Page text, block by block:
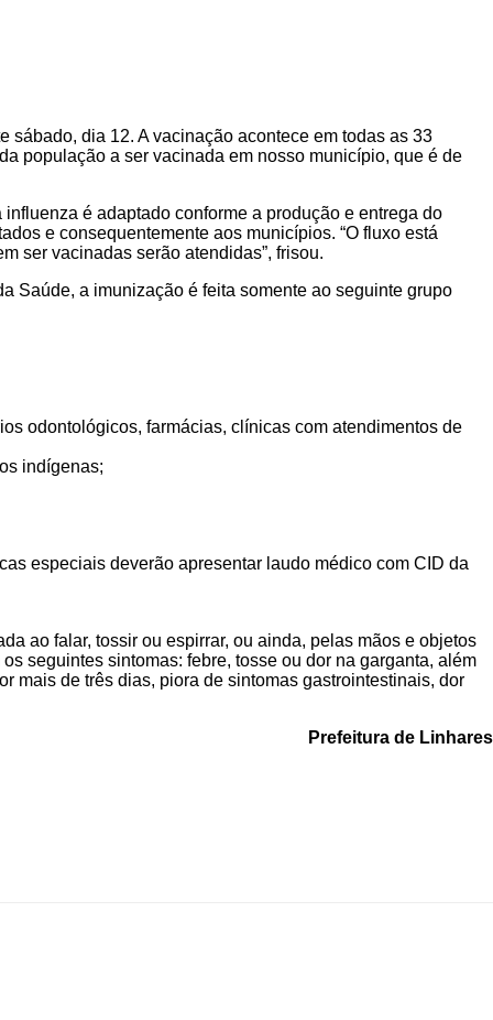
dia 12. A vacinação acontece em todas as 33
população a ser vacinada em nosso município, que é de
é adaptado conforme a produção e entrega do
e consequentemente aos municípios. “O fluxo está
ser vacinadas serão atendidas”, frisou.
Saúde, a imunização é feita somente ao seguinte grupo
odontológicos, farmácias, clínicas com atendimentos de
indígenas;
especiais deverão apresentar laudo médico com CID da
ao falar, tossir ou espirrar, ou ainda, pelas mãos e objetos
seguintes sintomas: febre, tosse ou dor na garganta, além
mais de três dias, piora de sintomas gastrointestinais, dor
Prefeitura de Linhares